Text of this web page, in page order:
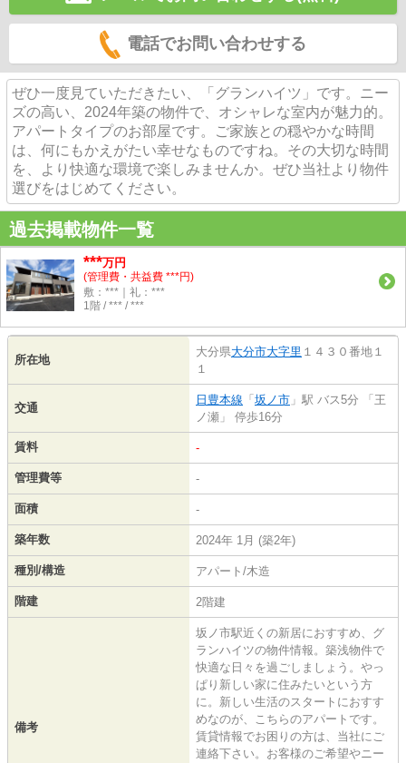
電話でお問い合わせする
ぜひ一度見ていただきたい、「グランハイツ」です。ニー
ズの高い、2024年築の物件で、オシャレな室内が魅力的。
アパートタイプのお部屋です。ご家族との穏やかな時間
は、何にもかえがたい幸せなものですね。その大切な時間
を、より快適な環境で楽しみませんか。ぜひ当社より物件
選びをはじめてください。
過去掲載物件一覧
***万円
(管理費・共益費 ***円)
敷：***｜礼：***
1階 / *** / ***
所在地
大分県大分市大字里 １４３０番地１
１
交通
日豊本線 「 坂ノ市 」駅 バス5分 「王
ノ瀬」 停歩16分
賃料 -
管理費等 -
面積 -
築年数 2024年 1月 (築2年)
種別/構造 アパート/木造
階建 2階建
備考
坂ノ市駅近くの新居におすすめ、グ
ランハイツの物件情報。築浅物件で
快適な日々を過ごしましょう。やっ
ぱり新しい家に住みたいという方
に。新しい生活のスタートにおすす
めなのが、こちらのアパートです。
賃貸情報でお困りの方は、当社にご
連絡下さい。お客様のご希望やニー